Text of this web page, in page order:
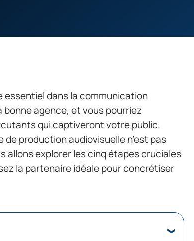
essentiel dans la communication
agence, et vous pourriez
qui captiveront votre public.
production audiovisuelle n’est pas
allons explorer les cinq étapes cruciales
la partenaire idéale pour concrétiser